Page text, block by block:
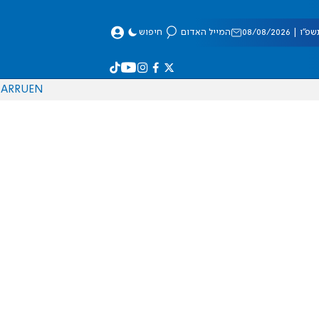
08/2026 המייל האדום חיפוש
EN
RU
AR